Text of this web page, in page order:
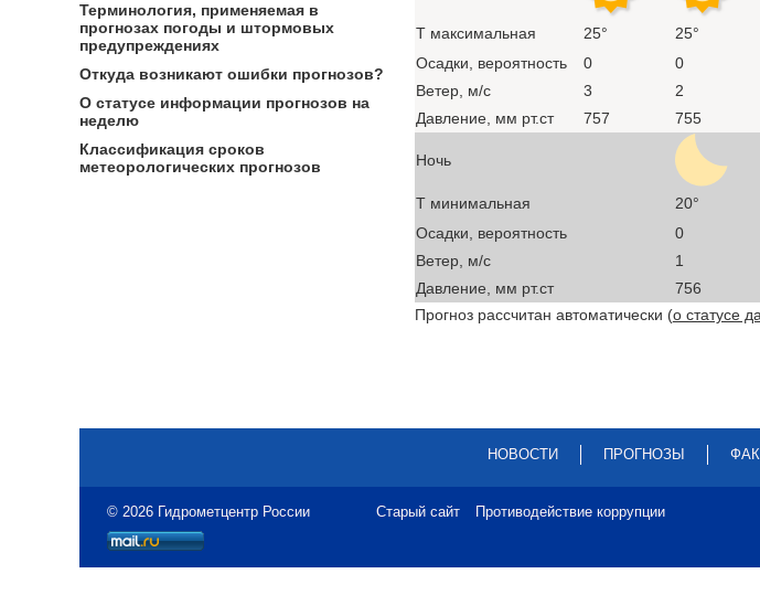
T максимальная 25° 25°
Осадки, вероятность
0 0
Ветер, м/с
3 2
Давление, мм рт.ст
757 755
Ночь
T минимальная 20°
Осадки, вероятность
0
Ветер, м/с
1
Давление, мм рт.ст
756
Прогноз рассчитан автоматически (о статусе
Терминология, применяемая в
прогнозах погоды и штормовых
предупреждениях
Откуда возникают ошибки прогнозов?
О статусе информации прогнозов на
неделю
Классификация сроков
метеорологических прогнозов
НОВОСТИ ПРОГНОЗЫ
© 2026 Гидрометцентр России Старый сайт Противодействие коррупции